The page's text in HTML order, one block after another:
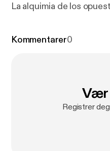
La alquimia de los
Kommentarer0
Vær
Registrer